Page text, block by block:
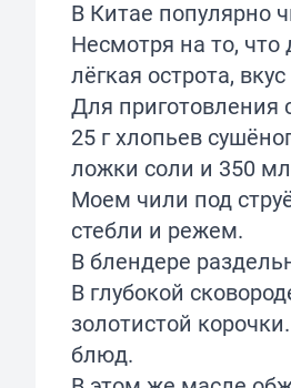
В Китае популярно
Несмотря на то,
лёгкая острота,
Для приготовления
25 г хлопьев
ложки соли и 350
Моем чили под
стебли и режем.
В блендере
В глубокой
золотистой
блюд.